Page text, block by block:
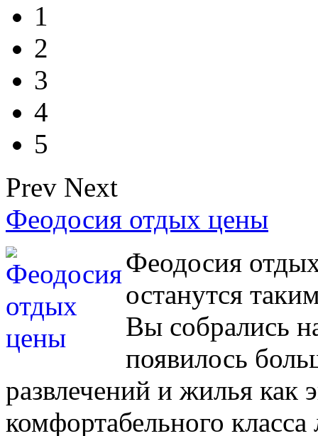
1
2
3
4
5
Prev Next
Феодосия отдых цены
Феодосия
останутся
Вы собрались
появилось
развлечений и жилья как
комфортабельного